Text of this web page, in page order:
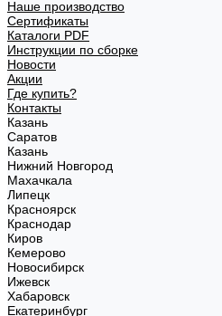
Наше производство
Сертификаты
Каталоги PDF
Инструкции по сборке
Новости
Акции
Где купить?
Контакты
Казань
Саратов
Казань
Нижний Новгород
Махачкала
Липецк
Красноярск
Краснодар
Киров
Кемерово
Новосибирск
Ижевск
Хабаровск
Екатеринбург